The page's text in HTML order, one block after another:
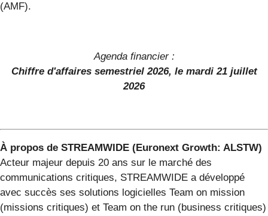
(AMF).
Agenda financier :
Chiffre d'affaires semestriel 2026, le mardi 21 juillet
2026
À propos de STREAMWIDE (Euronext Growth: ALSTW)
Acteur majeur depuis 20 ans sur le marché des
communications critiques, STREAMWIDE a développé
avec succès ses solutions logicielles Team on mission
(missions critiques) et Team on the run (business critiques)